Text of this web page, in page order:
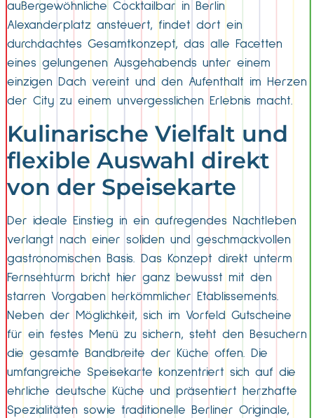
außergewöhnliche Cocktailbar in Berlin
Alexanderplatz ansteuert, findet dort ein
durchdachtes Gesamtkonzept, das alle Facetten
eines gelungenen Ausgehabends unter einem
einzigen Dach vereint und den Aufenthalt im Herzen
der City zu einem unvergesslichen Erlebnis macht.
Kulinarische Vielfalt und
flexible Auswahl direkt
von der Speisekarte
Der ideale Einstieg in ein aufregendes Nachtleben
verlangt nach einer soliden und geschmackvollen
gastronomischen Basis. Das Konzept direkt unterm
Fernsehturm bricht hier ganz bewusst mit den
starren Vorgaben herkömmlicher Etablissements.
Neben der Möglichkeit, sich im Vorfeld Gutscheine
für ein festes Menü zu sichern, steht den Besuchern
die gesamte Bandbreite der Küche offen. Die
umfangreiche Speisekarte konzentriert sich auf die
ehrliche deutsche Küche und präsentiert herzhafte
Spezialitäten sowie traditionelle Berliner Originale,